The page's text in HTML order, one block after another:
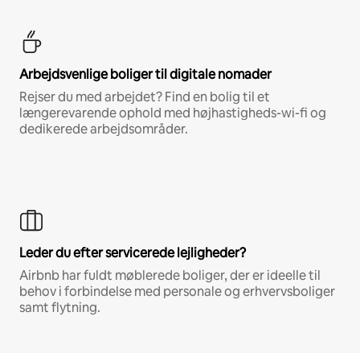
Arbejdsvenlige boliger til digitale nomader
Rejser du med arbejdet? Find en bolig til et
længerevarende ophold med højhastigheds-wi-fi og
dedikerede arbejdsområder.
Leder du efter servicerede lejligheder?
Airbnb har fuldt møblerede boliger, der er ideelle til
behov i forbindelse med personale og erhvervsboliger
samt flytning.